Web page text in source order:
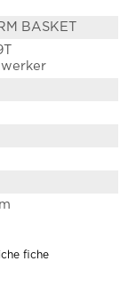
in een
en
BASKET
fiche